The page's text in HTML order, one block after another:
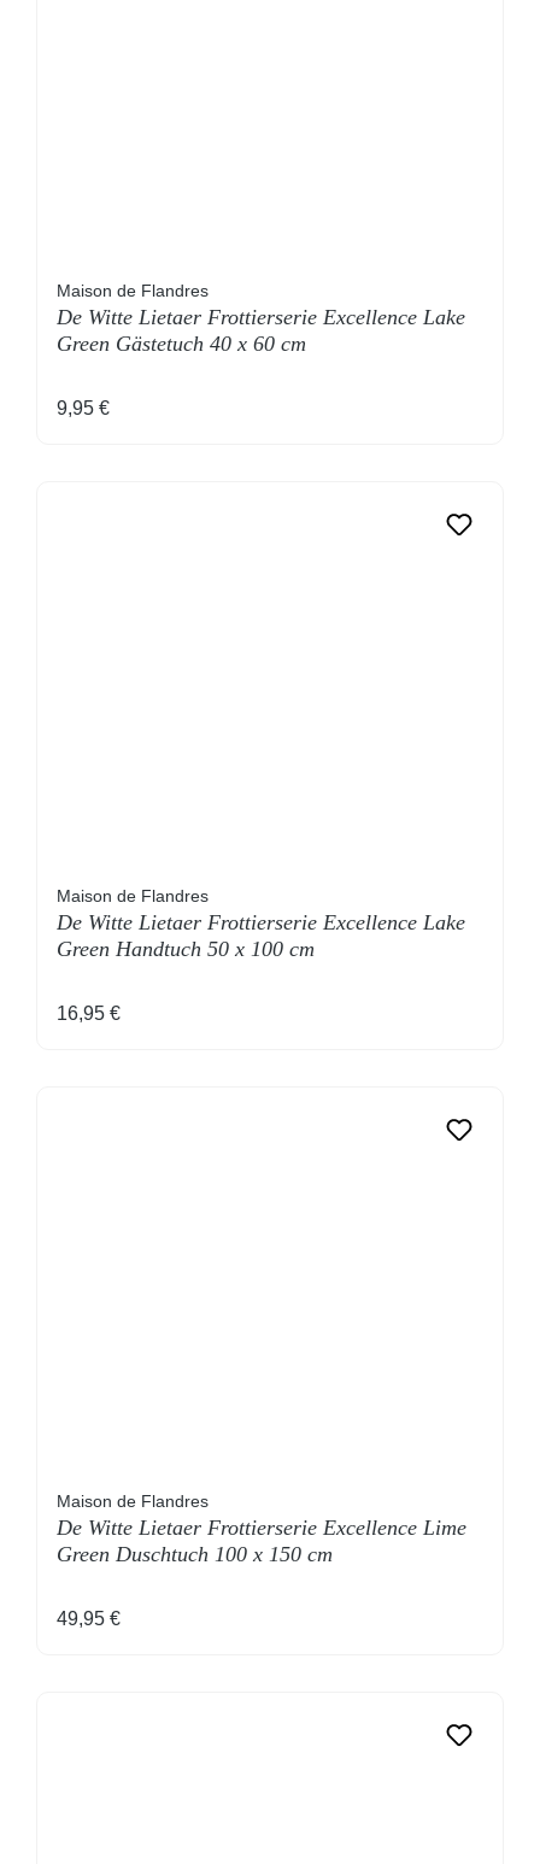
Maison de Flandres
De Witte Lietaer Frottierserie Excellence Lake
Green Gästetuch 40 x 60 cm
Regulärer Preis:
9,95 €
Maison de Flandres
De Witte Lietaer Frottierserie Excellence Lake
Green Handtuch 50 x 100 cm
Regulärer Preis:
16,95 €
Maison de Flandres
De Witte Lietaer Frottierserie Excellence Lime
Green Duschtuch 100 x 150 cm
Regulärer Preis:
49,95 €